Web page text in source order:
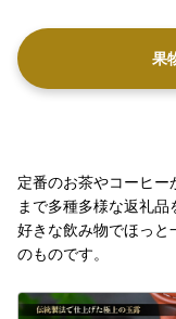
果
定番のお茶やコーヒ
まで多種多様な返礼品
好きな飲み物でほっと
のものです。